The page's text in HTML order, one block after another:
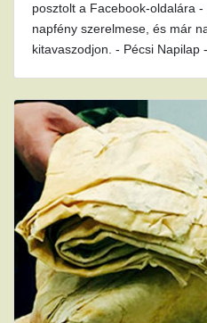
posztolt a Facebook-oldalára
napfény szerelmese, és már
kitavaszodjon. - Pécsi Napilap -